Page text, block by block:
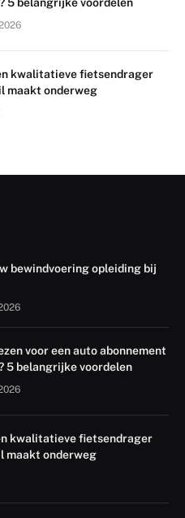
kwalitatieve fietsendrager
maakt onderweg
bewindvoering opleiding bij
voor een auto abonnement
5 belangrijke voordelen
kwalitatieve fietsendrager
maakt onderweg